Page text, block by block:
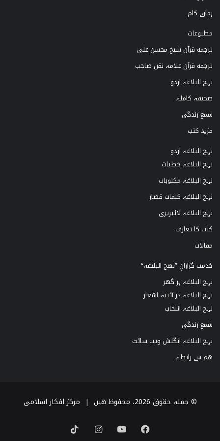
ہمارے کام
مطبوعات
ترجمه قرآن شیخ محسن علی
ترجمه قرآن علامہ نقن صاحب
نہج البلاغہ اردو
صحیفہ کاملہ
شمع زندگی
مزید کتب
نہج البلاغہ اردو
نہج البلاغہ خطبات
نہج البلاغہ مکتوبات
نہج البلاغہ کلمات قصار
نہج البلاغہ لائبریری
کتب کا تعارف
مقالات
خدمت گزارانِ ”نھج البلاغہ“
نہج البلاغہ ہر گھر
نہج البلاغہ در آئینہ اشعار
نہج البلاغہ انتخاب
شمع زندگی
نہج البلاغہ انگلش ویب سائٹ
ھم سے رابطہ
© جملہ حقوق 2026، محفوظ ھیں | مرکز افکار اسلامی
Facebook
YouTube
Instagram